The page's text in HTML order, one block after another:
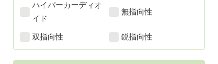
ハイパーカーディオ
イド
無指向性
双指向性 鋭指向性